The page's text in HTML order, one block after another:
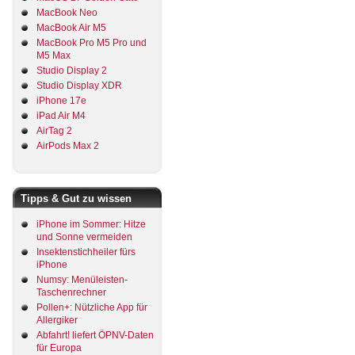
MacBook Neo
MacBook Air M5
MacBook Pro M5 Pro und
M5 Max
Studio Display 2
Studio Display XDR
iPhone 17e
iPad Air M4
AirTag 2
AirPods Max 2
Tipps & Gut zu wissen
iPhone im Sommer: Hitze
und Sonne vermeiden
Insektenstichheiler fürs
iPhone
Numsy: Menüleisten-
Taschenrechner
Pollen+: Nützliche App für
Allergiker
Abfahrt! liefert ÖPNV-Daten
für Europa